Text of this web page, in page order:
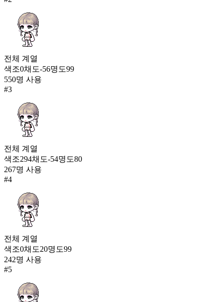
프리렌의 귀걸이
28,439
제노스 피어싱
26,984
23
눈꽃 귀고리
23,954
전체 계열
색조0채도-56명도99
550명 사용
#3
전체 계열
색조294채도-54명도80
267명 사용
#4
전체 계열
색조0채도20명도99
242명 사용
#5